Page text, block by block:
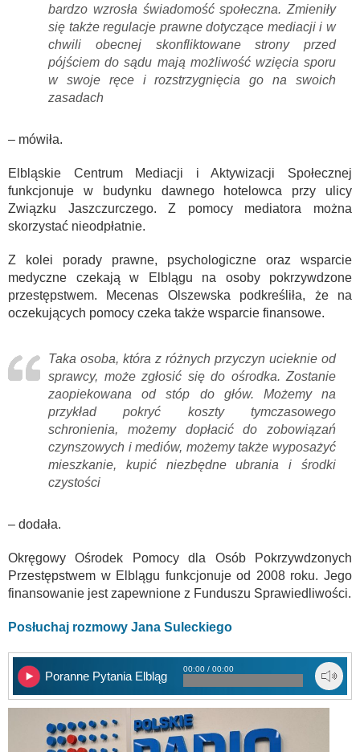
bardzo wzrosła świadomość społeczna. Zmieniły
się także regulacje prawne dotyczące mediacji i w
chwili obecnej skonfliktowane strony przed
pójściem do sądu mają możliwość wzięcia sporu
w swoje ręce i rozstrzygnięcia go na swoich
zasadach
– mówiła.
Elbląskie Centrum Mediacji i Aktywizacji Społecznej
funkcjonuje w budynku dawnego hotelowca przy ulicy
Związku Jaszczurczego. Z pomocy mediatora można
skorzystać nieodpłatnie.
Z kolei porady prawne, psychologiczne oraz wsparcie
medyczne czekają w Elblągu na osoby pokrzywdzone
przestępstwem. Mecenas Olszewska podkreśliła, że na
oczekujących pomocy czeka także wsparcie finansowe.
Taka osoba, która z różnych przyczyn ucieknie od
sprawcy, może zgłosić się do ośrodka. Zostanie
zaopiekowana od stóp do głów. Możemy na
przykład pokryć koszty tymczasowego
schronienia, możemy dopłacić do zobowiązań
czynszowych i mediów, możemy także wyposażyć
mieszkanie, kupić niezbędne ubrania i środki
czystości
– dodała.
Okręgowy Ośrodek Pomocy dla Osób Pokrzywdzonych
Przestępstwem w Elblągu funkcjonuje od 2008 roku. Jego
finansowanie jest zapewnione z Funduszu Sprawiedliwości.
Posłuchaj rozmowy Jana Suleckiego
Poranne Pytania Elbląg
00:00 / 00:00